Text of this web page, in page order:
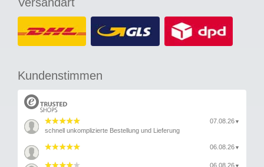
Versandart
Kundenstimmen
07.08.26 ▼
schnell unkomplizierte Bestellung und Lieferung
06.08.26 ▼
06.08.26